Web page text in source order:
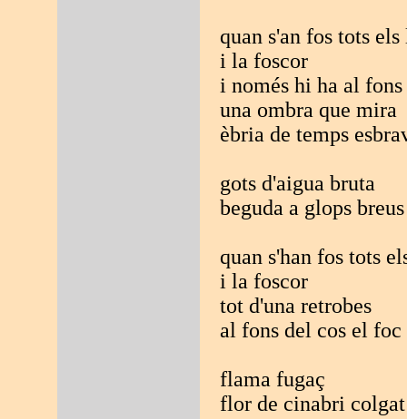
quan s'an fos tots
i la foscor
i només hi ha al fons
una ombra que mira
èbria de temps
gots d'aigua bruta
beguda a glops breus
quan s'han fos tots
i la foscor
tot d'una retrobes
al fons del cos el
flama fugaç
flor de cinabri colgat